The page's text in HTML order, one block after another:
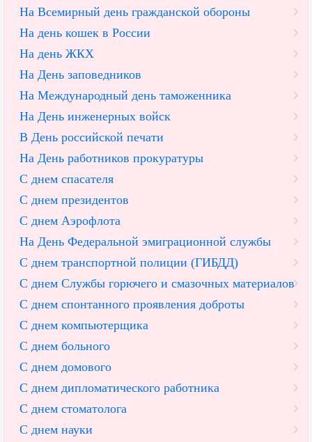
На Всемирный день гражданской обороны
На день кошек в России
На день ЖКХ
На День заповедников
На Международный день таможенника
На День инженерных войск
В День российской печати
На День работников прокуратуры
С днем спасателя
С днем президентов
С днем Аэрофлота
На День Федеральной эмиграционной службы
С днем транспортной полиции (ГИБДД)
С днем Службы горючего и смазочных материалов
С днем спонтанного проявления доброты
С днем компьютерщика
С днем больного
С днем домового
С днем дипломатического работника
С днем стоматолога
С днем науки